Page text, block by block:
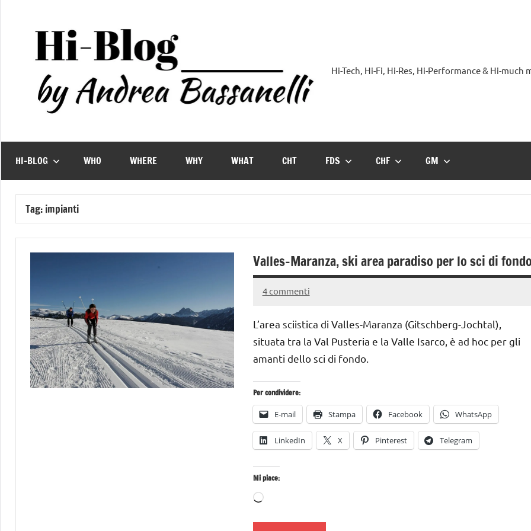
Hi-
by
Andrea
Bassanelli
Hi-Tech, Hi-Fi, Hi-Res, Hi-Performance & Hi-much
HI-BLOG WHO WHERE WHY WHAT CHT FDS CHF GM
Tag: impianti
Valles-Maranza, ski area paradiso per lo sci di
21
2016
Andrea
4 commenti
L’area sciistica di Valles-Maranza (Gitschberg-Jochtal),
situata tra la Val Pusteria e la Valle Isarco, è ad hoc per gli
amanti dello sci di fondo.
Per condividere:
E-mail Stampa Facebook WhatsApp
LinkedIn X Pinterest Telegram
Mi piace:
Caricamento